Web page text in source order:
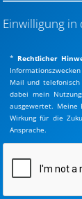
Einwilligung
* Rechtlicher
Mail und
dabei mein
ausgewertet.
Wirkung für die
Ansprache.